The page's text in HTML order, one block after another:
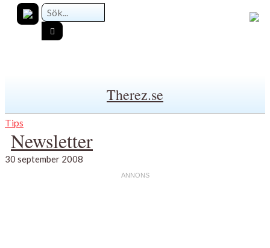
Therez.se
Tips
Newsletter
30 september 2008